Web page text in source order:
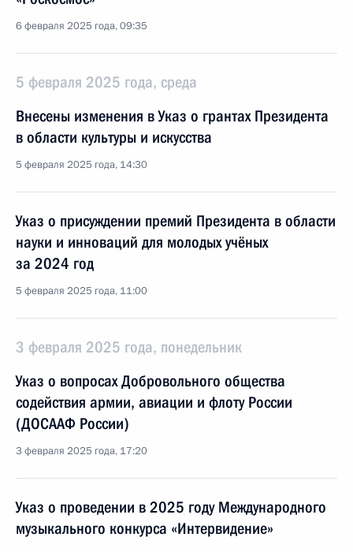
6 февраля 2025 года, 09:35
5 февраля 2025 года, среда
Внесены изменения в Указ о грантах Президента
в области культуры и искусства
5 февраля 2025 года, 14:30
Указ о присуждении премий Президента в области
науки и инноваций для молодых учёных
за 2024 год
5 февраля 2025 года, 11:00
3 февраля 2025 года, понедельник
Указ о вопросах Добровольного общества
содействия армии, авиации и флоту России
(ДОСААФ России)
3 февраля 2025 года, 17:20
Указ о проведении в 2025 году Международного
музыкального конкурса «Интервидение»